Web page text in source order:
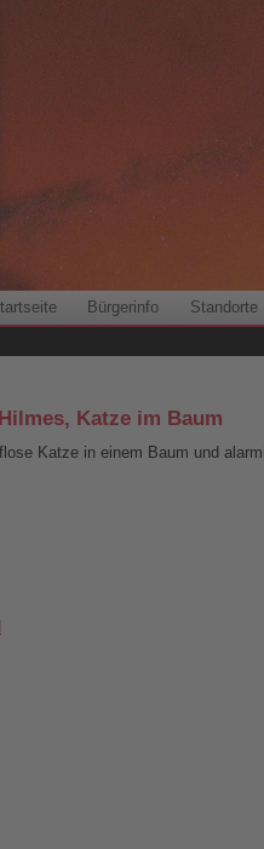
Bürgerinfo Standorte
Katze im Baum
Katze in einem Baum und